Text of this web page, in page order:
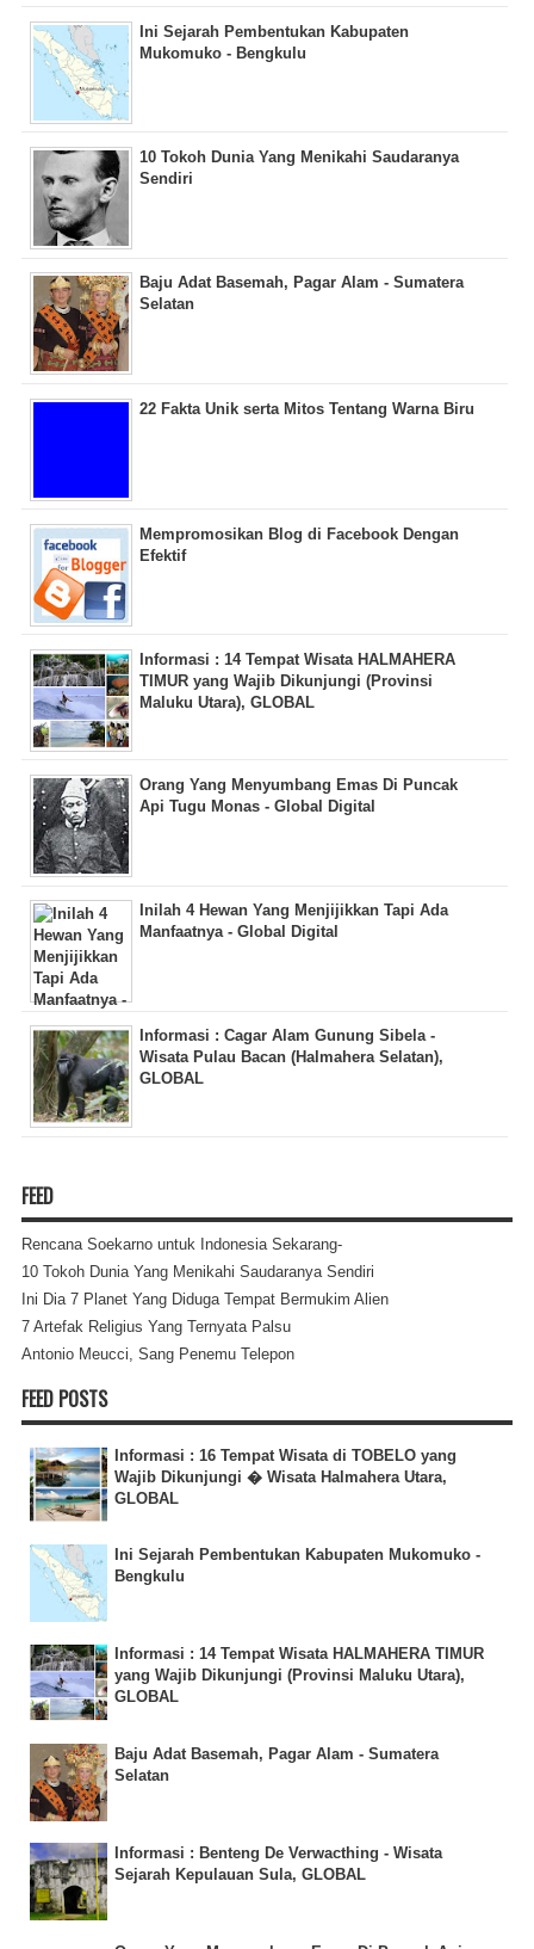
Ini Sejarah Pembentukan Kabupaten
Mukomuko - Bengkulu
10 Tokoh Dunia Yang Menikahi Saudaranya
Sendiri
Baju Adat Basemah, Pagar Alam - Sumatera
Selatan
22 Fakta Unik serta Mitos Tentang Warna Biru
Mempromosikan Blog di Facebook Dengan
Efektif
Informasi : 14 Tempat Wisata HALMAHERA
TIMUR yang Wajib Dikunjungi (Provinsi
Maluku Utara), GLOBAL
Orang Yang Menyumbang Emas Di Puncak
Api Tugu Monas - Global Digital
Inilah 4 Hewan Yang Menjijikkan Tapi Ada
Manfaatnya - Global Digital
Informasi : Cagar Alam Gunung Sibela -
Wisata Pulau Bacan (Halmahera Selatan),
GLOBAL
FEED
Rencana Soekarno untuk Indonesia Sekarang-
10 Tokoh Dunia Yang Menikahi Saudaranya Sendiri
Ini Dia 7 Planet Yang Diduga Tempat Bermukim Alien
7 Artefak Religius Yang Ternyata Palsu
Antonio Meucci, Sang Penemu Telepon
FEED POSTS
Informasi : 16 Tempat Wisata di TOBELO yang
Wajib Dikunjungi � Wisata Halmahera Utara,
GLOBAL
Ini Sejarah Pembentukan Kabupaten Mukomuko -
Bengkulu
Informasi : 14 Tempat Wisata HALMAHERA TIMUR
yang Wajib Dikunjungi (Provinsi Maluku Utara),
GLOBAL
Baju Adat Basemah, Pagar Alam - Sumatera
Selatan
Informasi : Benteng De Verwacthing - Wisata
Sejarah Kepulauan Sula, GLOBAL